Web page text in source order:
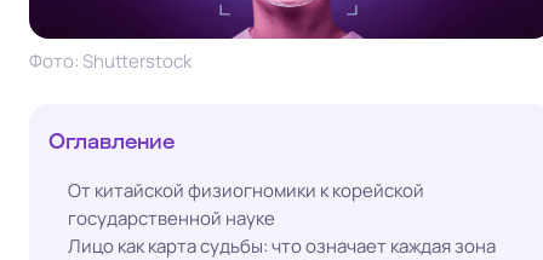
Фото: Shutterstock
Оглавление
От китайской физиогномики к корейской
государственной науке
Лицо как карта судьбы: что означает каждая зона